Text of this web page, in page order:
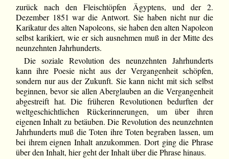
zurück nach den Fleischtöpfen Ägyptens, und der 2.
Dezember 1851 war die Antwort. Sie haben nicht nur die
Karikatur des alten Napoleons, sie haben den alten Napoleon
selbst karikiert, wie er sich ausnehmen muß in der Mitte des
neunzehnten Jahrhunderts.
Die soziale Revolution des neunzehnten Jahrhunderts
kann ihre Poesie nicht aus der Vergangenheit schöpfen,
sondern nur aus der Zukunft. Sie kann nicht mit sich selbst
beginnen, bevor sie allen Aberglauben an die Vergangenheit
abgestreift hat. Die früheren Revolutionen bedurften der
weltgeschichtlichen Rückerinnerungen, um über ihren
eigenen Inhalt zu betäuben. Die Revolution des neunzehnten
Jahrhunderts muß die Toten ihre Toten begraben lassen, um
bei ihrem eignen Inhalt anzukommen. Dort ging die Phrase
über den Inhalt, hier geht der Inhalt über die Phrase hinaus.